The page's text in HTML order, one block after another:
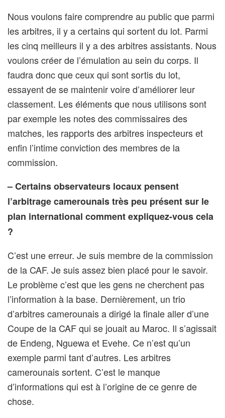
Nous voulons faire comprendre au public que parmi
les arbitres, il y a certains qui sortent du lot. Parmi
les cinq meilleurs il y a des arbitres assistants. Nous
voulons créer de l’émulation au sein du corps. Il
faudra donc que ceux qui sont sortis du lot,
essayent de se maintenir voire d’améliorer leur
classement. Les éléments que nous utilisons sont
par exemple les notes des commissaires des
matches, les rapports des arbitres inspecteurs et
enfin l’intime conviction des membres de la
commission.
– Certains observateurs locaux pensent
l’arbitrage camerounais très peu présent sur le
plan international comment expliquez-vous cela
?
C’est une erreur. Je suis membre de la commission
de la CAF. Je suis assez bien placé pour le savoir.
Le problème c’est que les gens ne cherchent pas
l’information à la base. Dernièrement, un trio
d’arbitres camerounais a dirigé la finale aller d’une
Coupe de la CAF qui se jouait au Maroc. Il s’agissait
de Endeng, Nguewa et Evehe. Ce n’est qu’un
exemple parmi tant d’autres. Les arbitres
camerounais sortent. C’est le manque
d’informations qui est à l’origine de ce genre de
chose.